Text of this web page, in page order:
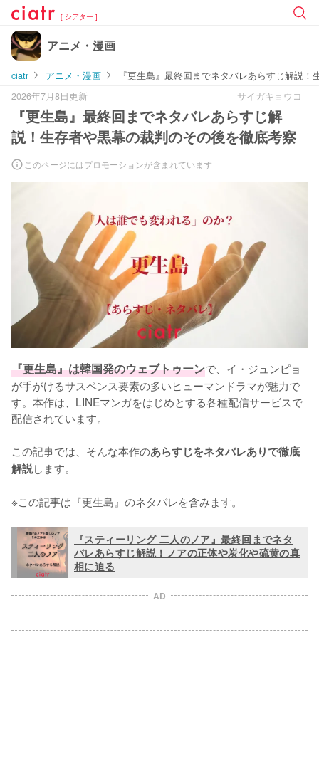
[ シアター ]
アニメ・漫画
ciatr アニメ・漫画
『更生島』最終回までネタバレあらすじ解説
2026年7月8日更新
サイガキョウコ
『更生島』最終回までネタバレあらすじ解
説！生存者や黒幕の裁判のその後を徹底考察
このページにはプロモーションが含まれています
『更生島』は韓国発のウェブトゥーンで、イ・ジュンピョ
が手がけるサスペンス要素の多いヒューマンドラマが魅力で
す。本作は、LINEマンガをはじめとする各種配信サービスで
配信されています。
この記事では、そんな本作のあらすじをネタバレありで徹底
解説します。
※この記事は『更生島』のネタバレを含みます。
『スティーリング 二人のノア』最終回までネタ
バレあらすじ解説！ノアの正体や炭化や硫黄の真
相に迫る
AD